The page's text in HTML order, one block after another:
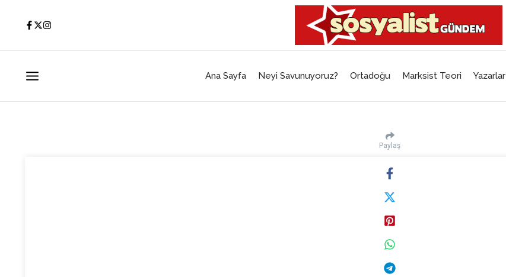
Ana Sayfa Neyi Savunuyoruz? Ortadoğu Marksist Teori Yazarlar
Paylaş